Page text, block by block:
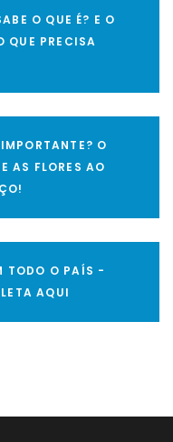
O QUE É? E O
QUE PRECISA
O
AS FLORES AO
TODO O PAÍS -
AQUI